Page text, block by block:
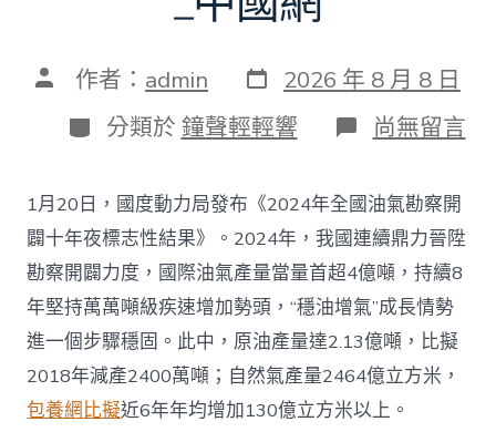
文 作者： admin 發
表
日
期
2026 年 8 月 8 日
分
類
分類於 鐘聲輕輕響 在
〈往
國
際
油
氣
查
包
養
app
產
量
當
尚無留言
1月20日，國度動力局發布《2024年全國油氣勘察開
闢十年夜標志性結果》。2024年，我國連續鼎力晉陞
勘察開闢力度，國際油氣產量當量首超4億噸，持續8
年堅持萬萬噸級疾速增加勢頭，“穩油增氣”成長情勢
進一個步驟穩固。此中，原油產量達2.13億噸，比擬
2018年減產2400萬噸；自然氣產量2464億立方米，
包養網比擬近6年年均增加130億立方米以上。